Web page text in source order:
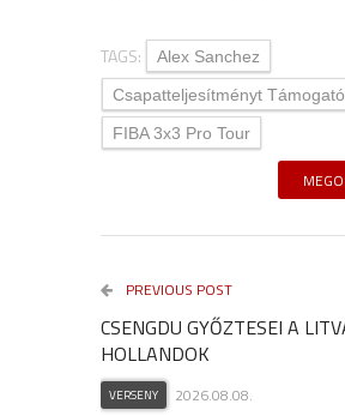
TAGS:
Alex Sanchez
Csapatteljesítményt
FIBA 3x3 Pro Tour
PREVIOUS POST
CSENGDU GYŐZTESEI A
HOLLANDOK
VERSENY 2026.08.08.